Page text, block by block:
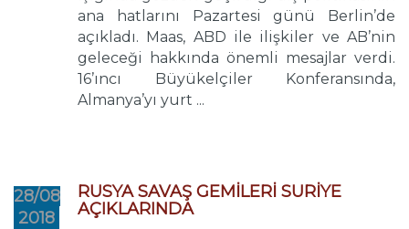
ana hatlarını Pazartesi günü Berlin’de
açıkladı. Maas, ABD ile ilişkiler ve AB’nin
geleceği hakkında önemli mesajlar verdi.
16’ıncı Büyükelçiler Konferansında,
Almanya’yı yurt ...
28/08
2018
RUSYA SAVAŞ GEMİLERİ SURİYE
AÇIKLARINDA